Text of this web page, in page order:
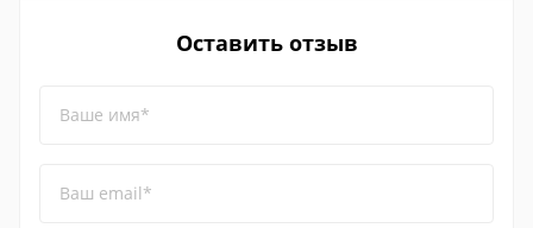
Оставить отзыв
Ваше имя*
Ваш email*